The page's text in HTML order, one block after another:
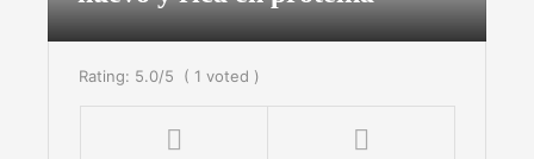
Rating: 5.0/5 ( 1 voted )